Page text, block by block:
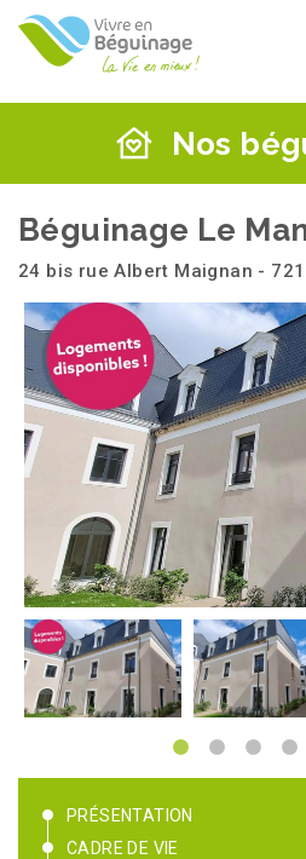
Aller
contenu
Nos
Béguinage Le
24 bis rue Albert Maignan -
PRÉSENTATION
CADRE DE VIE